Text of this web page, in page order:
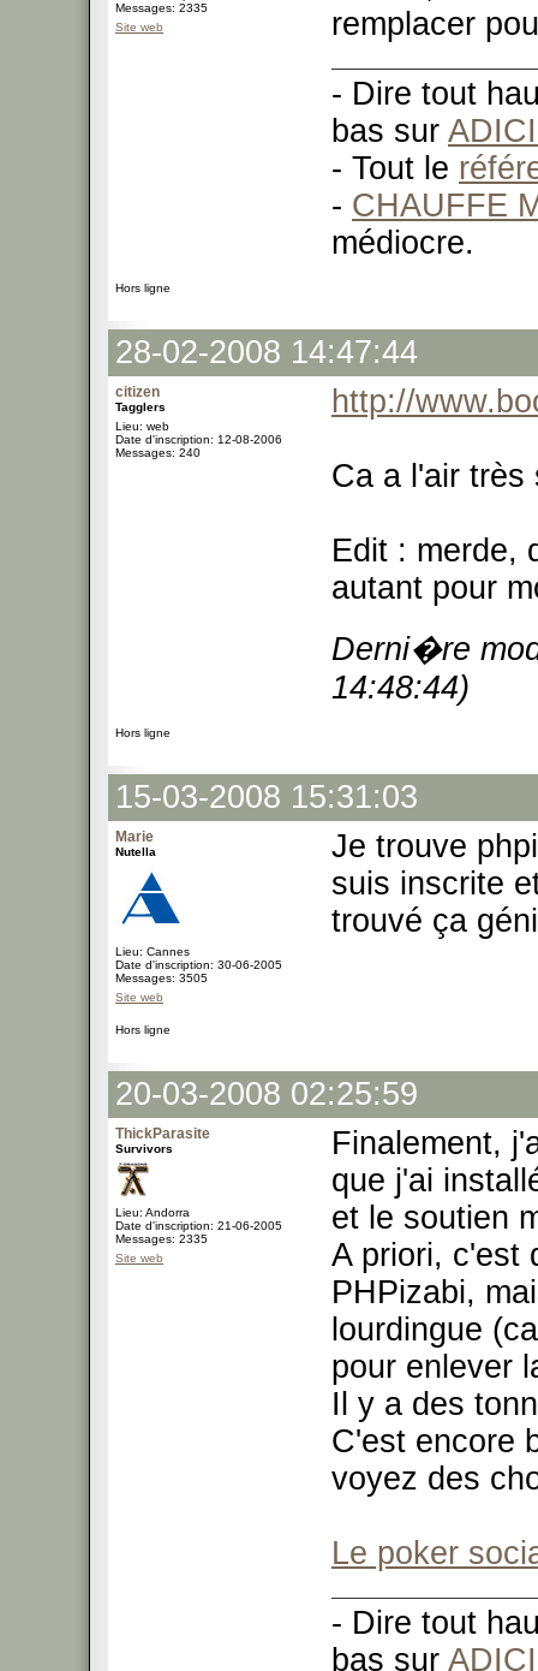
Messages: 2335
Site web
remplacer
- Dire tout
bas sur
- Tout le
- CHAUFFE
médiocre.
Hors ligne
28-02-2008 14:47:44
citizen
Tagglers
Lieu: web
Date d'inscription: 12-08-2006
Messages: 240
http://
Ca a l'air très
Edit : merde,
autant pour
Derni�re
14:48:44)
Hors ligne
15-03-2008 15:31:03
Marie
Nutella
Lieu: Cannes
Date d'inscription: 30-06-2005
Messages: 3505
Site web
Je trouve
suis inscrite
trouvé ça
Hors ligne
20-03-2008 02:25:59
ThickParasite
Survivors
Lieu: Andorra
Date d'inscription: 21-06-2005
Messages: 2335
Site web
Finalement,
que j'ai
et le soutien
A priori, c'est
PHPizabi,
lourdingue
pour enlever
Il y a des
C'est encore
voyez des
Le poker
- Dire tout
bas sur